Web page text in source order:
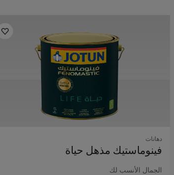
دهانات
فينوماستيك مذهل حياة
الجمال الأنسب لك